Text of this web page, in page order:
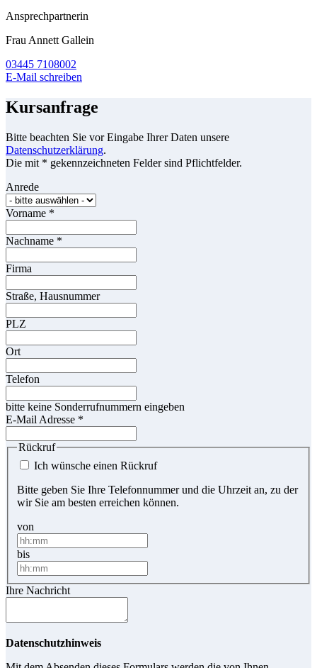
Ansprechpartnerin
Frau Annett Gallein
03445 7108002
E-Mail schreiben
Kursanfrage
Bitte beachten Sie vor Eingabe Ihrer Daten unsere
Datenschutzerklärung.
Die mit * gekennzeichneten Felder sind Pflichtfelder.
Anrede
Vorname *
Nachname *
Firma
Straße, Hausnummer
PLZ
Ort
Telefon
bitte keine Sonderrufnummern eingeben
E-Mail Adresse *
Rückruf
Ich wünsche einen Rückruf
Bitte geben Sie Ihre Telefonnummer und die Uhrzeit an, zu der
wir Sie am besten erreichen können.
von
bis
Ihre Nachricht
Datenschutzhinweis